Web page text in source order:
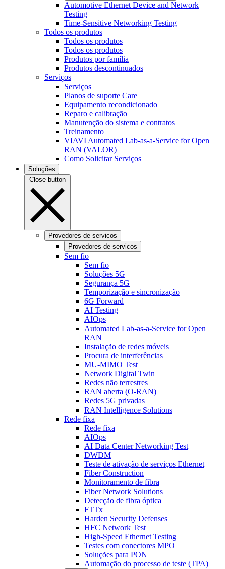
Automotive Ethernet Device and Network
Testing
Time-Sensitive Networking Testing
Todos os produtos
Todos os produtos
Todos os produtos
Produtos por família
Produtos descontinuados
Serviços
Serviços
Planos de suporte Care
Equipamento recondicionado
Reparo e calibração
Manutenção do sistema e contratos
Treinamento
VIAVI Automated Lab-as-a-Service for Open
RAN (VALOR)
Como Solicitar Serviços
Soluções
Close button
Provedores de servicos
Provedores de servicos
Sem fio
Sem fio
Soluções 5G
Segurança 5G
Temporização e sincronização
6G Forward
AI Testing
AIOps
Automated Lab-as-a-Service for Open
RAN
Instalação de redes móveis
Procura de interferências
MU-MIMO Test
Network Digital Twin
Redes não terrestres
RAN aberta (O-RAN)
Redes 5G privadas
RAN Intelligence Solutions
Rede fixa
Rede fixa
AIOps
AI Data Center Networking Test
DWDM
Teste de ativação de serviços Ethernet
Fiber Construction
Monitoramento de fibra
Fiber Network Solutions
Detecção de fibra óptica
FTTx
Harden Security Defenses
HFC Network Test
High-Speed Ethernet Testing
Testes com conectores MPO
Soluções para PON
Automação do processo de teste (TPA)